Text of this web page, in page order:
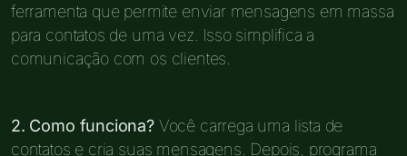
ferramenta que permite enviar mensagens em massa
para contatos de uma vez. Isso simplifica a
comunicação com os clientes.
2. Como funciona?Você carrega uma lista de
contatos e cria suas mensagens. Depois, programa